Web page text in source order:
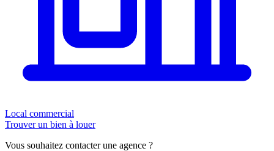
Local commercial
Trouver un bien à louer
Vous souhaitez contacter une agence ?